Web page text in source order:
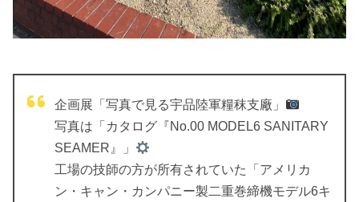
企画展「写真で見る宇品陸軍糧秣支廠」
写真は「カタログ『No.00 MODEL6 SANITARY
SEAMER』」
工場の技師の方が所有されていた「アメリカ
ン・キャン・カンパニー製二重巻締機モデル6キ